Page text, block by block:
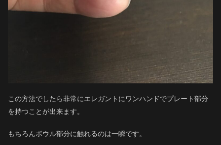
この方法でしたら非常にエレガントにワンハンドでプレート部分
を持つことが出来ます。
もちろんボウル部分に触れるのは一瞬です。